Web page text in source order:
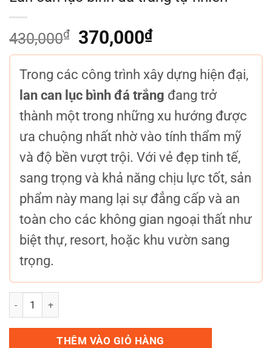
430,000₫
Giá
gốc
là:
430,000₫.
370,000₫Giá
hiện
tại
là:
370,000₫.
Trong các công trình xây dựng hiện đại,
lan can lục bình đá trắng đang trở
thành một trong những xu hướng được
ưa chuộng nhất nhờ vào tính thẩm mỹ
và độ bền vượt trội. Với vẻ đẹp tinh tế,
sang trọng và khả năng chịu lực tốt, sản
phẩm này mang lại sự đẳng cấp và an
toàn cho các không gian ngoại thất như
biệt thự, resort, hoặc khu vườn sang
trọng.
Lan can lục bình đá trắng tự nhiên số lượng
THÊM VÀO GIỎ HÀNG